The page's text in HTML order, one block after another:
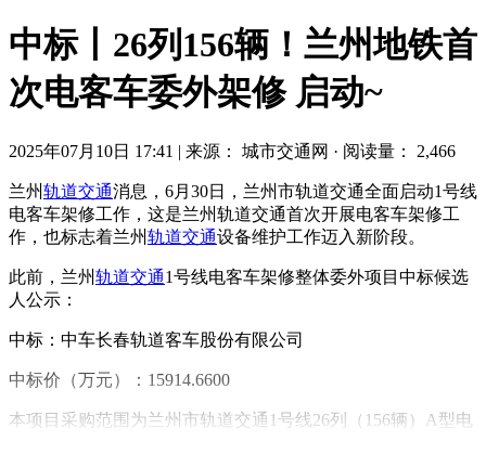
中标丨26列156辆！兰州地铁首
次电客车委外架修 启动~
2025年07月10日 17:41 | 来源： 城市交通网 · 阅读量： 2,466
兰州轨道交通消息，6月30日，兰州市轨道交通全面启动1号线
电客车架修工作，这是兰州轨道交通首次开展电客车架修工
作，也标志着兰州轨道交通设备维护工作迈入新阶段。
此前，兰州轨道交通1号线电客车架修整体委外项目中标候选
人公示：
中标：中车长春轨道客车股份有限公司
中标价（万元）：15914.6600
本项目采购范围为兰州市轨道交通1号线26列（156辆）A型电